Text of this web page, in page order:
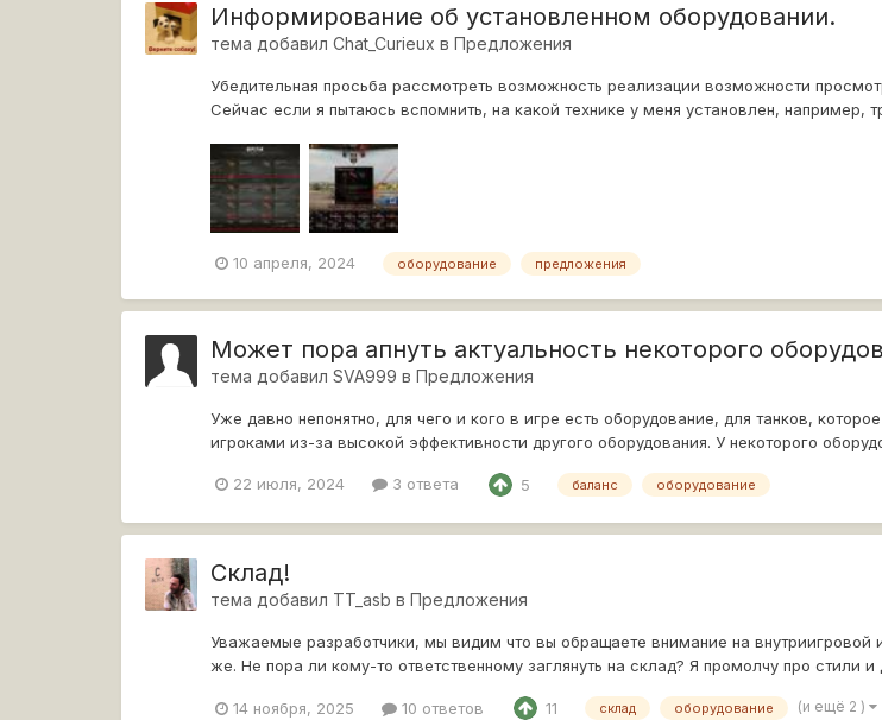
Информирование об установленном оборудовании.
тема добавилChat_Curieux вПредложения
Убедительная просьба рассмотреть возможность реализации возможности
Сейчас если я пытаюсь вспомнить, на какой технике у меня установлен,
10 апреля, 2024 оборудование предложения
Может пора апнуть актуальность некоторого
тема добавилSVA999 вПредложения
Уже давно непонятно, для чего и кого в игре есть оборудование, для танков,
игроками из-за высокой эффективности другого оборудования. У некоторого
22 июля, 2024
3 ответа 5 баланс оборудование
Склад!
тема добавил TT_asb вПредложения
Уважаемые разработчики, мы видим что вы обращаете внимание на внутриигровой
же. Не пора ли кому-то ответственному заглянуть на склад? Я промолчу про стили
14 ноября, 2025
10 ответов 11 склад оборудование (и ещё 2 )